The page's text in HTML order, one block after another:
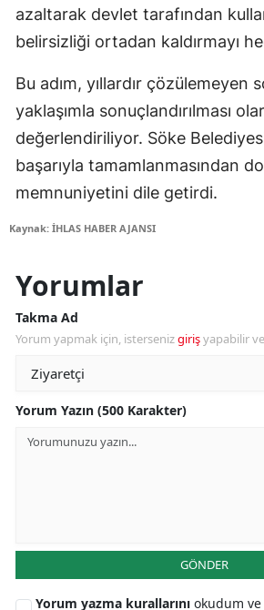
azaltarak devlet tarafından
belirsizliği ortadan kaldırmayı
Bu adım, yıllardır çözülemeyen
yaklaşımla sonuçlandırılması
değerlendiriliyor. Söke
başarıyla tamamlanmasından
memnuniyetini dile getirdi.
Kaynak: İHLAS HABER AJANSI
Yorumlar
Takma Ad
Yorum yapmak için, istersenizgirişyapabilir
Yorum Yazın (500 Karakter)
GÖNDER
Yorum yazma kurallarını okudum